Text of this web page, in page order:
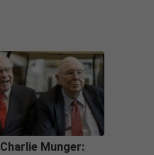
Charlie Munger: